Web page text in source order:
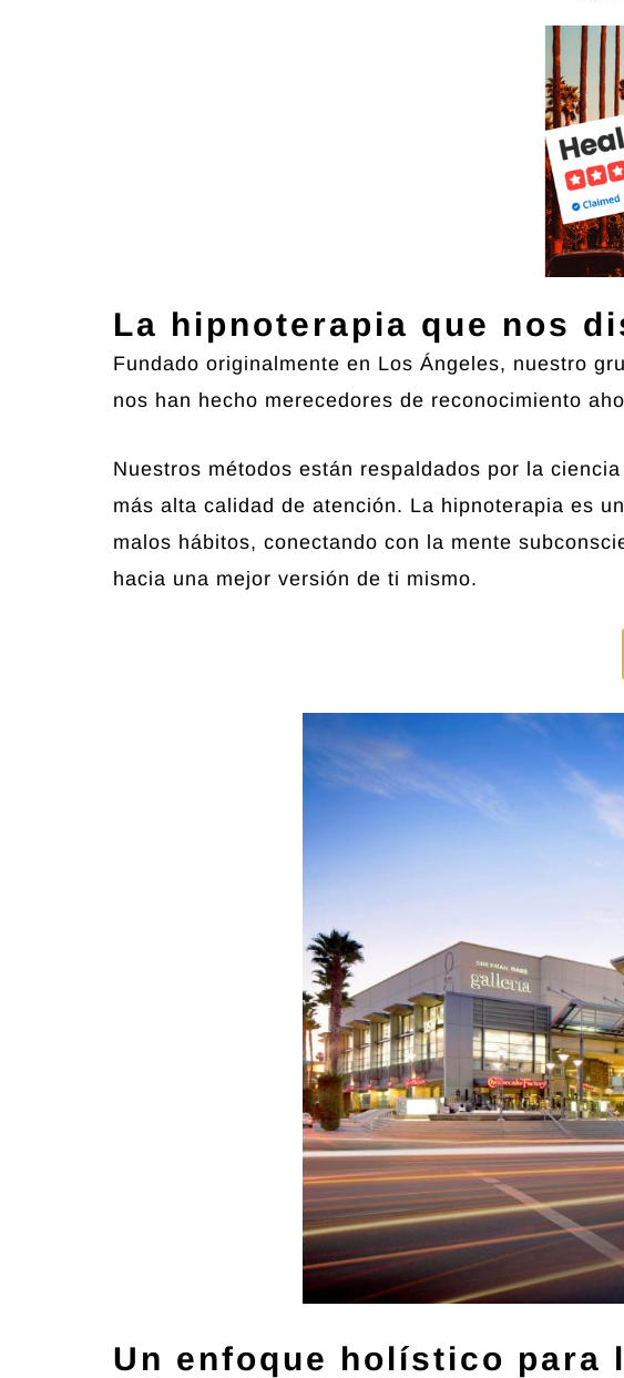
La hipnoterapia que nos
Fundado originalmente en Los Ángeles, nuestro
nos han hecho merecedores de reconocimiento
Nuestros métodos están respaldados por la
más alta calidad de atención. La hipnoterapia es
malos hábitos, conectando con la mente
hacia una mejor versión de ti mismo.
Un enfoque holístico para